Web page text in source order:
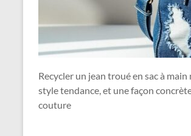
Recycler un jean troué en sac à main
style tendance, et une façon
couture